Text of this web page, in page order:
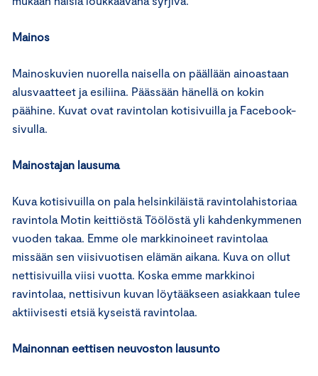
Mainos
Mainoskuvien nuorella naisella on päällään ainoastaan
alusvaatteet ja esiliina. Päässään hänellä on kokin
päähine. Kuvat ovat ravintolan kotisivuilla ja Facebook-
sivulla.
Mainostajan lausuma
Kuva kotisivuilla on pala helsinkiläistä ravintolahistoriaa
ravintola Motin keittiöstä Töölöstä yli kahdenkymmenen
vuoden takaa. Emme ole markkinoineet ravintolaa
missään sen viisivuotisen elämän aikana. Kuva on ollut
nettisivuilla viisi vuotta. Koska emme markkinoi
ravintolaa, nettisivun kuvan löytääkseen asiakkaan tulee
aktiivisesti etsiä kyseistä ravintolaa.
Mainonnan eettisen neuvoston lausunto